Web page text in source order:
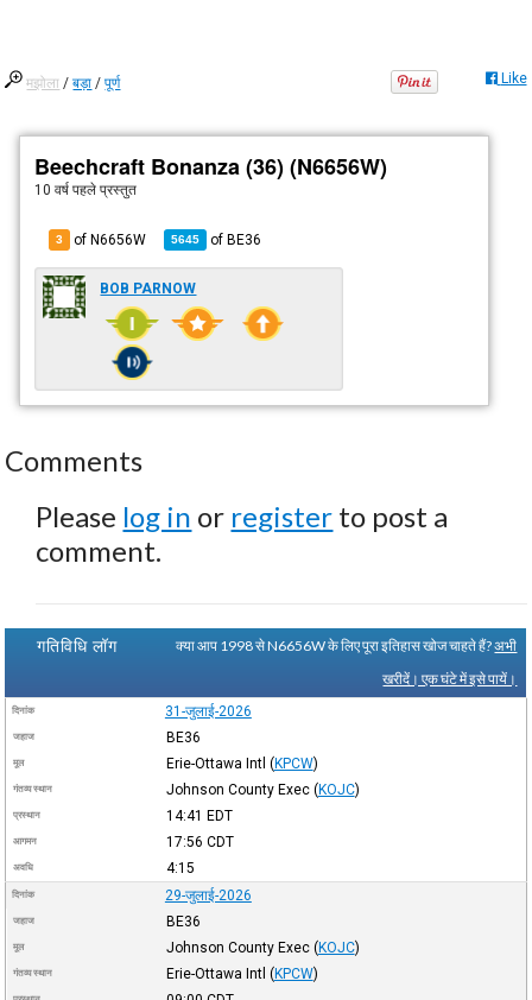
मझोला /बड़ा /पूर्ण Like
Beechcraft Bonanza (36) (N6656W)
10 वर्ष पहले प्रस्तुत
3 of N6656W 5645 ofBE36
BOB PARNOW
Comments
Please log in or register to post a
comment.
गतिविधि लॉग क्या आप 1998 से N6656W के लिए पूरा इतिहास खोज चाहते हैं?अभी
खरीदें। एक घंटे में इसे पायें।
दिनांक 31-जुलाई-2026
जहाज BE36
मूल Erie-Ottawa Intl (KPCW)
गंतव्य स्थान Johnson County Exec (KOJC)
प्रस्थान 14:41 EDT
आगमन 17:56 CDT
अवधि 4:15
दिनांक 29-जुलाई-2026
जहाज BE36
मूल Johnson County Exec (KOJC)
गंतव्य स्थान Erie-Ottawa Intl (KPCW)